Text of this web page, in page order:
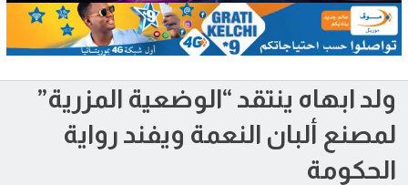
ولد ابهاه ينتقد “الوضعية المزرية”
لمصنع ألبان النعمة ويفند رواية
الحكومة